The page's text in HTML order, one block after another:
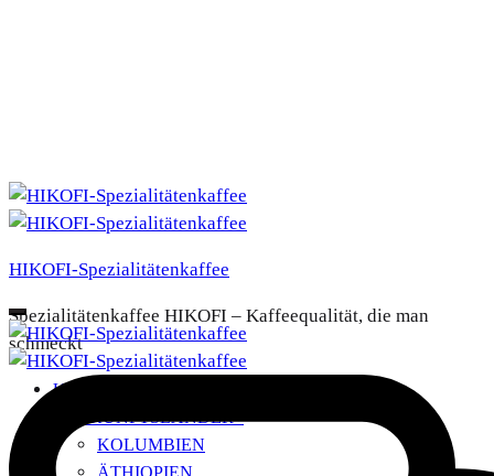
HIKOFI-Spezialitätenkaffee
Spezialitätenkaffee HIKOFI – Kaffeequalität, die man
schmeckt
UNSERE KAFFEES
HERKUNFTSLÄNDER+
KOLUMBIEN
ÄTHIOPIEN